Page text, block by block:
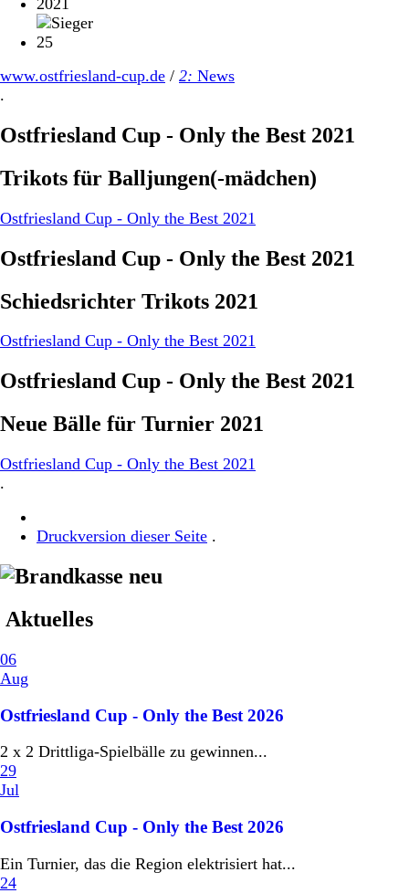
www.ostfriesland-cup.de / 2: News
.
Ostfriesland Cup - Only the Best 2021
Trikots für Balljungen(-mädchen)
Ostfriesland Cup - Only the Best 2021
Ostfriesland Cup - Only the Best 2021
Schiedsrichter Trikots 2021
Ostfriesland Cup - Only the Best 2021
Ostfriesland Cup - Only the Best 2021
Neue Bälle für Turnier 2021
Ostfriesland Cup - Only the Best 2021
.
Druckversion dieser Seite .
Aktuelles
06
Aug
Ostfriesland Cup - Only the Best 2026
2 x 2 Drittliga-Spielbälle zu gewinnen...
29
Jul
Ostfriesland Cup - Only the Best 2026
Ein Turnier, das die Region elektrisiert hat...
24